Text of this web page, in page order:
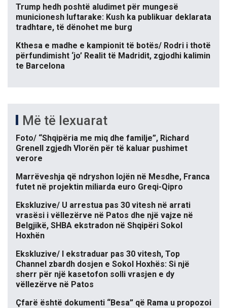
Trump hedh poshtë aludimet për mungesë
municionesh luftarake: Kush ka publikuar deklarata
tradhtare, të dënohet me burg
Kthesa e madhe e kampionit të botës/ Rodri i thotë
përfundimisht ‘jo’ Realit të Madridit, zgjodhi kalimin
te Barcelona
Më të lexuarat
Foto/ “Shqipëria me miq dhe familje”, Richard
Grenell zgjedh Vlorën për të kaluar pushimet
verore
Marrëveshja që ndryshon lojën në Mesdhe, Franca
futet në projektin miliarda euro Greqi-Qipro
Ekskluzive/ U arrestua pas 30 vitesh në arrati
vrasësi i vëllezërve në Patos dhe një vajze në
Belgjikë, SHBA ekstradon në Shqipëri Sokol
Hoxhën
Ekskluzive/ I ekstraduar pas 30 vitesh, Top
Channel zbardh dosjen e Sokol Hoxhës: Si një
sherr për një kasetofon solli vrasjen e dy
vëllezërve në Patos
Çfarë është dokumenti “Besa” që Rama u propozoi